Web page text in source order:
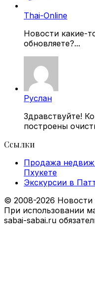
Thai-Online
Новости какие-
обновляете?...
Руслан
Здравствуйте!
построены
Ссылки
Продажа
Пхукете
Экскурсии в
© 2008-2026 Новости
При использовании
sabai-sabai.ru